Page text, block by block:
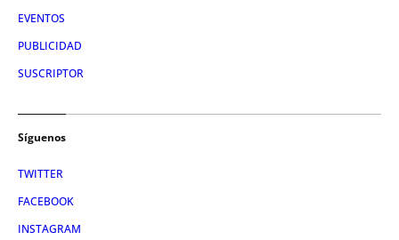
EVENTOS
PUBLICIDAD
SUSCRIPTOR
Síguenos
TWITTER
FACEBOOK
INSTAGRAM